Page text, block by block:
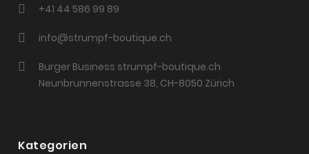
+41 44 586 99 89
info@strumpf-boutique.ch
Burger Business strumpf-boutique.ch
Neunbrunnenstrasse 38, CH-8050 Zürich
Kategorien